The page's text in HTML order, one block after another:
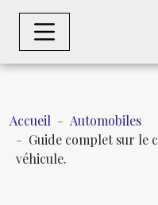
Accueil
Automobiles
Guide complet sur le
véhicule.